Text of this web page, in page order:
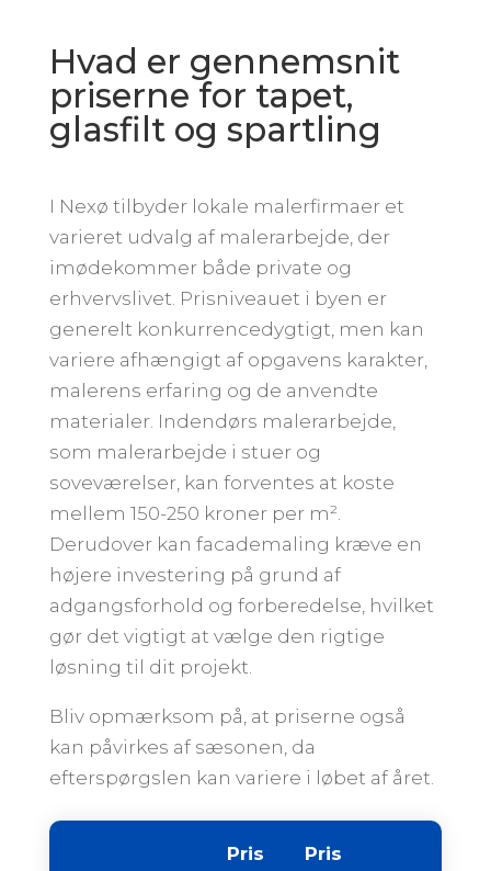
Hvad er gennemsnit
priserne for tapet,
glasfilt og spartling
I Nexø tilbyder lokale malerfirmaer et
varieret udvalg af malerarbejde, der
imødekommer både private og
erhvervslivet. Prisniveauet i byen er
generelt konkurrencedygtigt, men kan
variere afhængigt af opgavens karakter,
malerens erfaring og de anvendte
materialer. Indendørs malerarbejde,
som malerarbejde i stuer og
soveværelser, kan forventes at koste
mellem 150-250 kroner per m².
Derudover kan facademaling kræve en
højere investering på grund af
adgangsforhold og forberedelse, hvilket
gør det vigtigt at vælge den rigtige
løsning til dit projekt.
Bliv opmærksom på, at priserne også
kan påvirkes af sæsonen, da
efterspørgslen kan variere i løbet af året.
Pris
Pris